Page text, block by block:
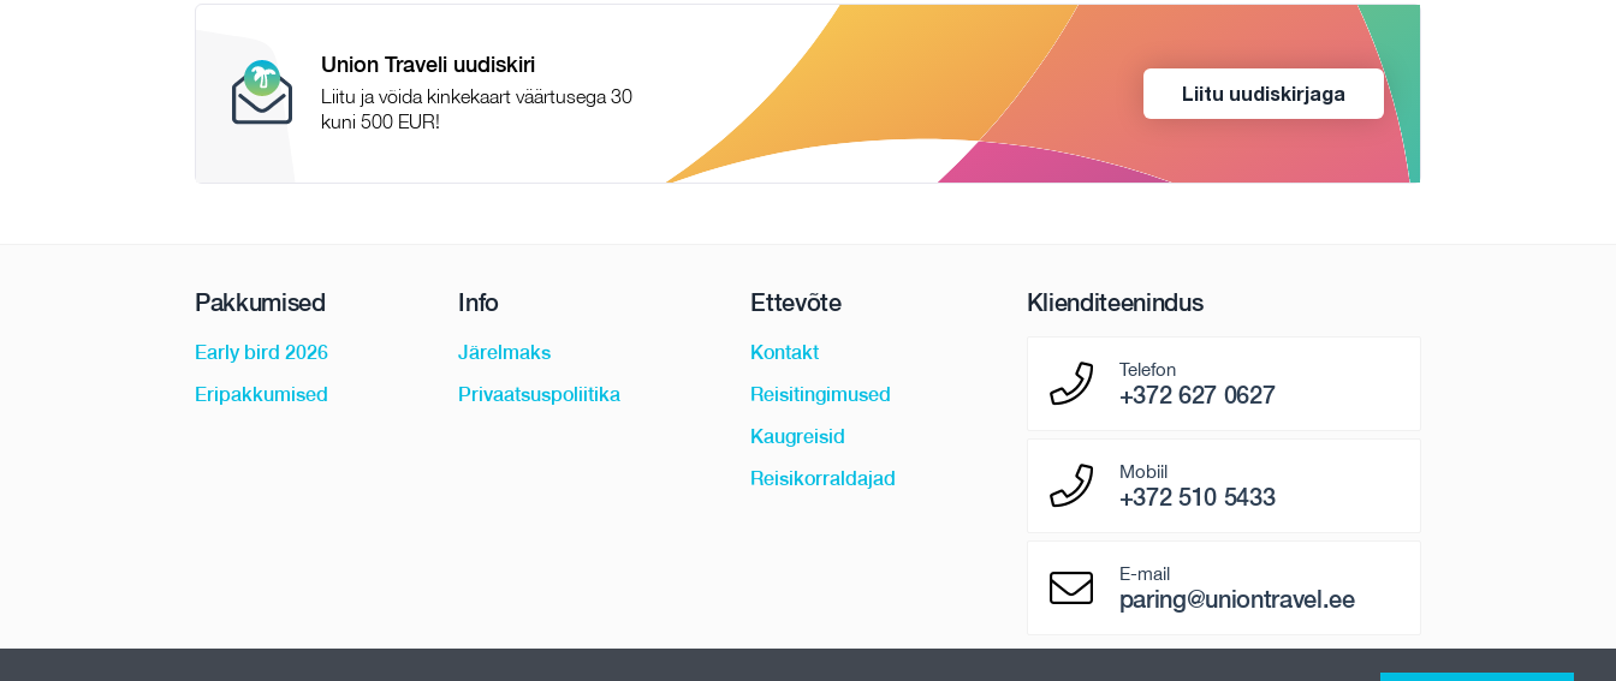
Union Traveli uudiskiri
Liitu ja võida kinkekaart väärtusega 30
kuni 500 EUR!
Liitu uudiskirjaga
Pakkumised
Early bird 2026
Eripakkumised
Info
Järelmaks
Privaatsuspoliitika
Ettevõte
Kontakt
Reisitingimused
Kaugreisid
Reisikorraldajad
Klienditeenindus
Telefon
+372 627 0627
Mobiil
+372 510 5433
E-mail
paring@uniontravel.ee